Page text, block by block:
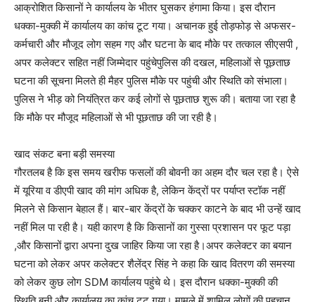
आक्रोशित किसानों ने कार्यालय के भीतर घुसकर हंगामा किया। इस दौरान
धक्का-मुक्की में कार्यालय का कांच टूट गया। अचानक हुई तोड़फोड़ से अफसर-
कर्मचारी और मौजूद लोग सहम गए और घटना के बाद मौके पर तत्काल सीएसपी ,
अपर कलेक्टर सहित नहीं जिम्मेदार पहुंचेपुलिस की दखल, महिलाओं से पूछताछ
घटना की सूचना मिलते ही मैहर पुलिस मौके पर पहुंची और स्थिति को संभाला।
पुलिस ने भीड़ को नियंत्रित कर कई लोगों से पूछताछ शुरू की। बताया जा रहा है
कि मौके पर मौजूद महिलाओं से भी पूछताछ की जा रही है।
खाद संकट बना बड़ी समस्या
गौरतलब है कि इस समय खरीफ फसलों की बोवनी का अहम दौर चल रहा है। ऐसे
में यूरिया व डीएपी खाद की मांग अधिक है, लेकिन केंद्रों पर पर्याप्त स्टॉक नहीं
मिलने से किसान बेहाल हैं। बार-बार केंद्रों के चक्कर काटने के बाद भी उन्हें खाद
नहीं मिल पा रही है। यही कारण है कि किसानों का गुस्सा प्रशासन पर फूट पड़ा
,और किसानों द्वारा अपना दुख जाहिर किया जा रहा है।अपर कलेक्टर का बयान
घटना को लेकर अपर कलेक्टर शैलेंद्र सिंह ने कहा कि खाद वितरण की समस्या
को लेकर कुछ लोग SDM कार्यालय पहुंचे थे। इस दौरान धक्का-मुक्की की